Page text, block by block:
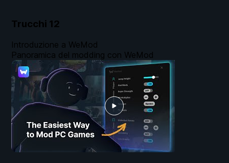
Trucchi 12
Introduzione a WeMod
Panoramica del modding con WeMod